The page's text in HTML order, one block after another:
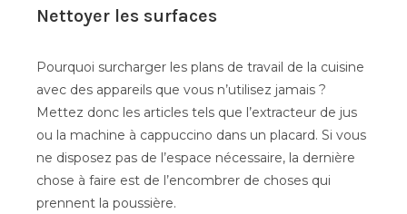
Nettoyer les surfaces
Pourquoi surcharger les plans de travail de la cuisine
avec des appareils que vous n’utilisez jamais ?
Mettez donc les articles tels que l’extracteur de jus
ou la machine à cappuccino dans un placard. Si vous
ne disposez pas de l’espace nécessaire, la dernière
chose à faire est de l’encombrer de choses qui
prennent la poussière.